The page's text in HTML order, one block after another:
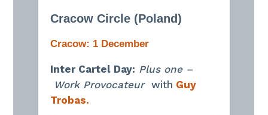
Cracow Circle (Poland)
Cracow: 1 December
Inter Cartel Day: Plus one –
Work Provocateur
with Guy
Trobas.